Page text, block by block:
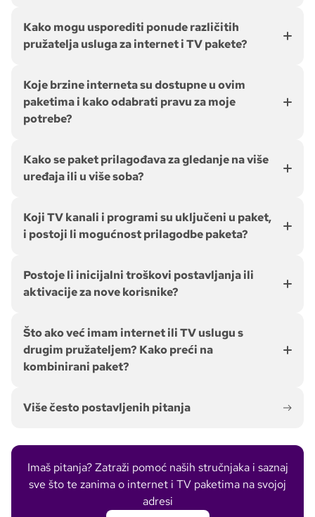
Kako mogu usporediti ponude različitih
pružatelja usluga za internet i TV pakete?
Koje brzine interneta su dostupne u ovim
paketima i kako odabrati pravu za moje
potrebe?
Kako se paket prilagođava za gledanje na više
uređaja ili u više soba?
Koji TV kanali i programi su uključeni u paket,
i postoji li mogućnost prilagodbe paketa?
Postoje li inicijalni troškovi postavljanja ili
aktivacije za nove korisnike?
Što ako već imam internet ili TV uslugu s
drugim pružateljem? Kako preći na
kombinirani paket?
Više često postavljenih pitanja
Imaš pitanja? Zatraži pomoć naših stručnjaka i saznaj
sve što te zanima o internet i TV paketima na svojoj
adresi